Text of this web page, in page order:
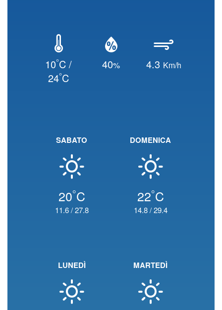
10°C /
24°C
40% 4.3 Km/h
SABATO
20°C
11.6/27.8
DOMENICA
22°C
14.8/29.4
LUNEDÌ MARTEDÌ